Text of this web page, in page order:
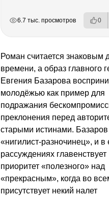
6.7 тыс. просмотров 0
Роман считается знаковым
времени, а образ главного
Евгения Базарова
молодёжью как пример для
подражания
преклонения перед
старыми истинами.
«нигилист-разночинец», и в
рассуждениях главенствует
приоритет «полезного» над
«прекрасным», когда во
присутствует некий налет